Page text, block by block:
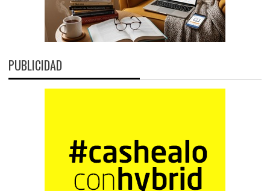
PUBLICIDAD